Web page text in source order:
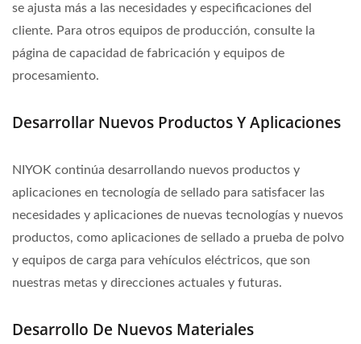
se ajusta más a las necesidades y especificaciones del
cliente. Para otros equipos de producción, consulte la
página de capacidad de fabricación y equipos de
procesamiento.
Desarrollar Nuevos Productos Y Aplicaciones
NIYOK continúa desarrollando nuevos productos y
aplicaciones en tecnología de sellado para satisfacer las
necesidades y aplicaciones de nuevas tecnologías y nuevos
productos, como aplicaciones de sellado a prueba de polvo
y equipos de carga para vehículos eléctricos, que son
nuestras metas y direcciones actuales y futuras.
Desarrollo De Nuevos Materiales